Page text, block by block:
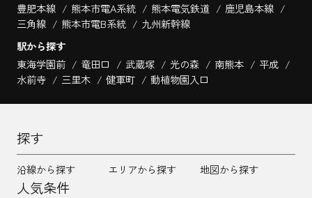
豊肥本線
熊本市電A系統 熊本電気鉄道
鹿児島本線
三角線
熊本市電B系統
九州新幹線
駅から探す
東海学園前
竜田口 武蔵塚 光の森 南熊本
平成
水前寺
三里木 健軍町 動植物園入口
探す
沿線から探す エリアから探す 地図から探す
人気条件